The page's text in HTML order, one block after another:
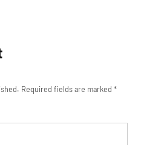
Required fields are marked*